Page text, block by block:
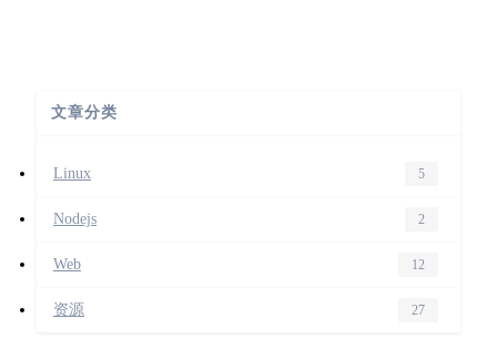
文章分类
Linux 5
Nodejs 2
Web 12
资源 27